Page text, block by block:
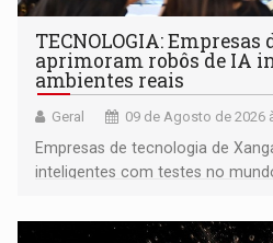
TECNOLOGIA: Empresas
aprimoram robôs de IA
ambientes reais
Geral 09 de Agosto de 2026
Empresas de tecnologia de
inteligentes com testes no